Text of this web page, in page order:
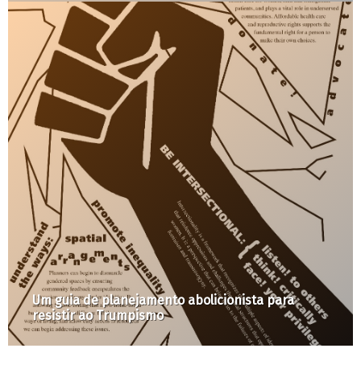
Um guia de planejamento abolicionista para
resistir ao Trumpismo